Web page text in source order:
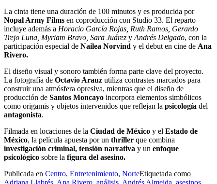
La cinta tiene una duración de 100 minutos y es producida por
Nopal Army Films en coproducción con Studio 33. El reparto
incluye además a Horacio García Rojas, Ruth Ramos, Gerardo
Trejo Luna, Myriam Bravo, Sara Juárez y Andrés Delgado, con la
participación especial de Nailea Norvind y el debut en cine de Ana
Rivero.
El diseño visual y sonoro también forma parte clave del proyecto.
La fotografía de Octavio Arauz utiliza contrastes marcados para
construir una atmósfera opresiva, mientras que el diseño de
producción de Santos Moncayo incorpora elementos simbólicos
como origamis y objetos intervenidos que reflejan la psicología del
antagonista.
Filmada en locaciones de la Ciudad de México y el Estado de
México, la película apuesta por un thriller que combina
investigación criminal, tensión narrativa y un enfoque
psicológico sobre la figura del asesino.
Publicada en Centro, Entretenimiento, NorteEtiquetada como
Adriana Llabrés Ana Rivero análisis Andrés Almeida asesinos